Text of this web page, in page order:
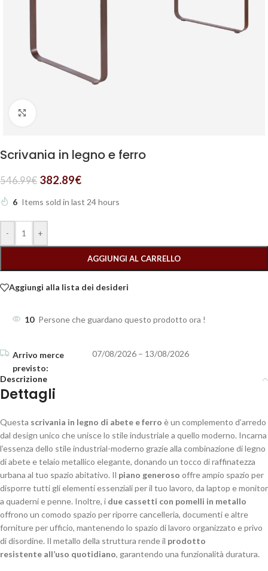
Scrivania in legno e ferro
546.99€ 382.89€
6 Items sold in last 24 hours
- +
AGGIUNGI AL CARRELLO
Aggiungi alla lista dei desideri
10 Persone che guardano questo prodotto ora !
07/08/2026 – 13/08/2026
Descrizione
Dettagli
Questa scrivania in legno di abete e ferro è un complemento d’arredo
dal design unico che unisce lo stile industriale a quello moderno. Incarna
l’essenza dello stile industrial-moderno grazie alla combinazione di legno
di abete e telaio metallico elegante, donando un tocco di raffinatezza
urbana al tuo spazio abitativo. Il piano generoso offre ampio spazio per
disporre tutti gli elementi essenziali per il tuo lavoro, da laptop e monitor
a quaderni e penne. Inoltre, i due cassetti con pomelli in metallo
offrono un comodo spazio per riporre cancelleria, documenti e altre
forniture per ufficio, mantenendo lo spazio di lavoro organizzato e privo
di disordine. Il metallo della struttura rende il prodotto
resistente all’uso quotidiano, garantendo una funzionalità duratura.